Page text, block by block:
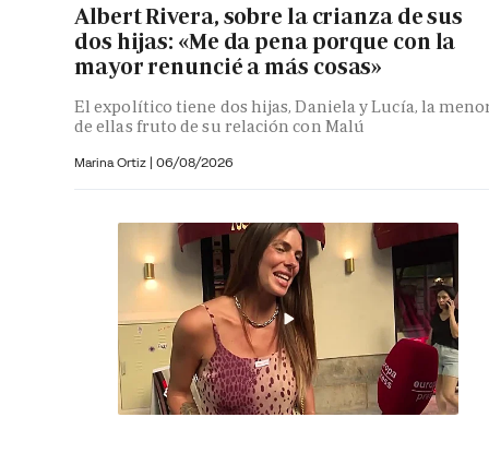
Albert Rivera, sobre la crianza de sus
dos hijas: «Me da pena porque con la
mayor renuncié a más cosas»
El expolítico tiene dos hijas, Daniela y Lucía, la
de ellas fruto de su relación con Malú
Marina Ortiz | 06/08/2026